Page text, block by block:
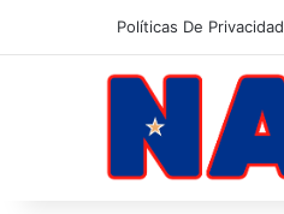
Políticas De Privacidad